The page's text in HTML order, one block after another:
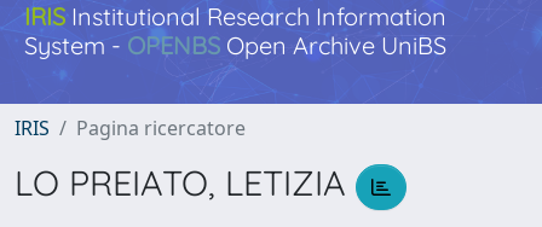
IRISInstitutional Research Information
System - OPENBS Open Archive UniBS
IRIS Pagina ricercatore
LO PREIATO, LETIZIA